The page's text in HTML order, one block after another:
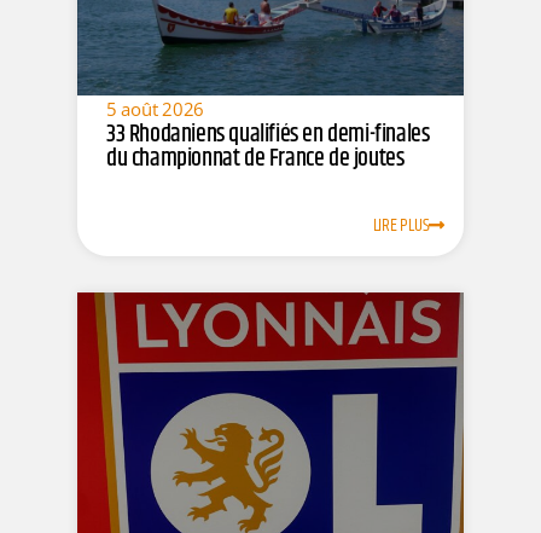
5 août 2026
33 Rhodaniens qualifiés en demi-finales
du championnat de France de joutes
LIRE PLUS